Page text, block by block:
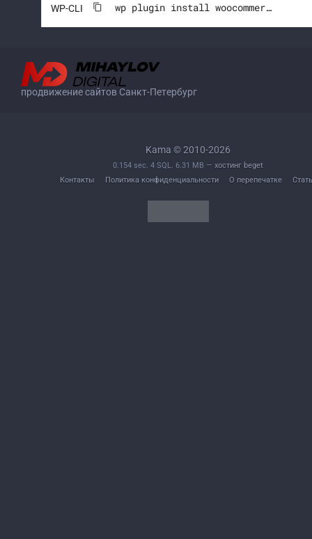
WP-CLI wp plugin install woocommerce --activate
продвижение сайтов Санкт-Петербург
Kama © 2010-2026
0.154 sec. 4 SQL. 6.31 MB — хостинг beget
Контакты
Политика конфиденциальности О перепечатке